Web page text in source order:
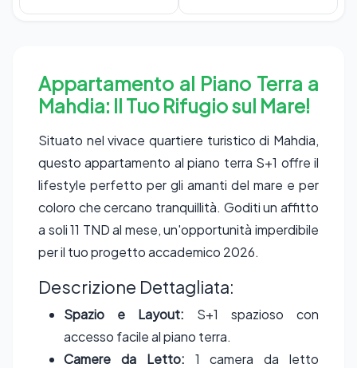
Appartamento al Piano Terra a
Mahdia: Il Tuo Rifugio sul Mare!
Situato nel vivace quartiere turistico di Mahdia,
questo appartamento al piano terra S+1 offre il
lifestyle perfetto per gli amanti del mare e per
coloro che cercano tranquillità. Goditi un affitto
a soli 11 TND al mese, un'opportunità imperdibile
per il tuo progetto accademico 2026.
Descrizione Dettagliata:
Spazio e Layout: S+1 spazioso con
accesso facile al piano terra.
Camere da Letto: 1 camera da letto